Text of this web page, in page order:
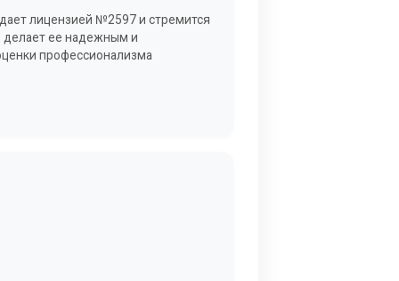
лицензией №2597 и стремится
делает ее надежным и
профессионализма